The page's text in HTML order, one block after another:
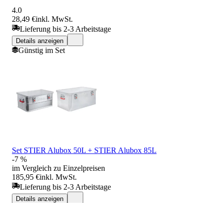
4.0
28,49 €inkl. MwSt.
Lieferung bis 2-3 Arbeitstage
Details anzeigen
Günstig im Set
Set STIER Alubox 50L + STIER Alubox 85L
-7 %
im Vergleich zu Einzelpreisen
185,95 €inkl. MwSt.
Lieferung bis 2-3 Arbeitstage
Details anzeigen